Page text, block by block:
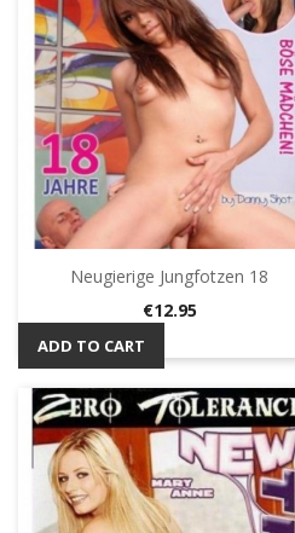
Neugierige Jungfotzen 18
Price
€12.95
ADD TO CART